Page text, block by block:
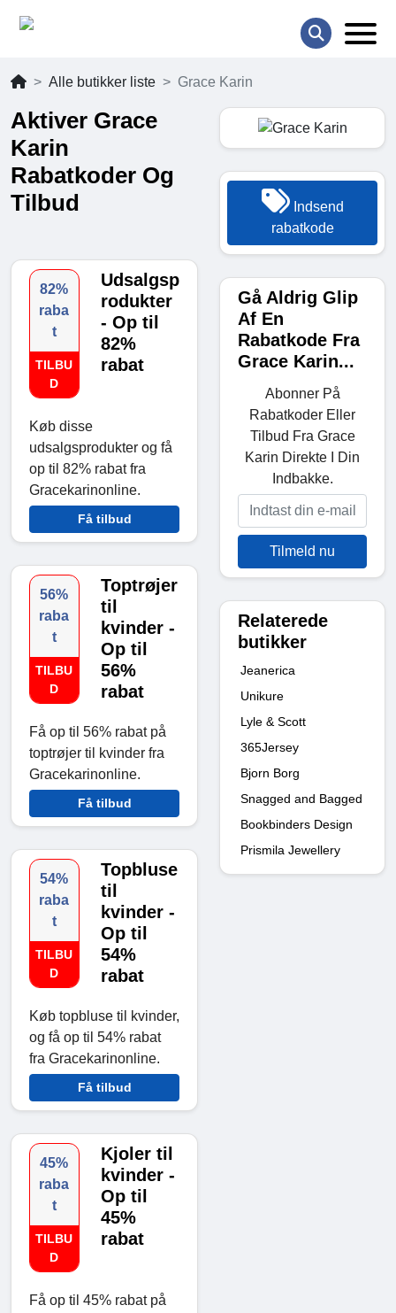
Alle butikker liste Grace Karin
Aktiver Grace
Karin
Rabatkoder Og
Tilbud
82%
raba
t
TILBU
D
Udsalgsp
rodukter
- Op til
82%
rabat
Køb disse
udsalgsprodukter og få
op til 82% rabat fra
Gracekarinonline.
Få tilbud
56%
raba
t
TILBU
D
Toptrøjer
til
kvinder -
Op til
56%
rabat
Få op til 56% rabat på
toptrøjer til kvinder fra
Gracekarinonline.
Få tilbud
54%
raba
t
TILBU
D
Topbluse
til
kvinder -
Op til
54%
rabat
Køb topbluse til kvinder,
og få op til 54% rabat
fra Gracekarinonline.
Få tilbud
45%
raba
t
TILBU
D
Kjoler til
kvinder -
Op til
45%
rabat
Få op til 45% rabat på
Indsend
rabatkode
Gå Aldrig Glip
Af En
Rabatkode Fra
Grace Karin...
Abonner På
Rabatkoder Eller
Tilbud Fra Grace
Karin Direkte I Din
Indbakke.
Tilmeld nu
Relaterede
butikker
Jeanerica
Unikure
Lyle & Scott
365Jersey
Bjorn Borg
Snagged and Bagged
Bookbinders Design
Prismila Jewellery